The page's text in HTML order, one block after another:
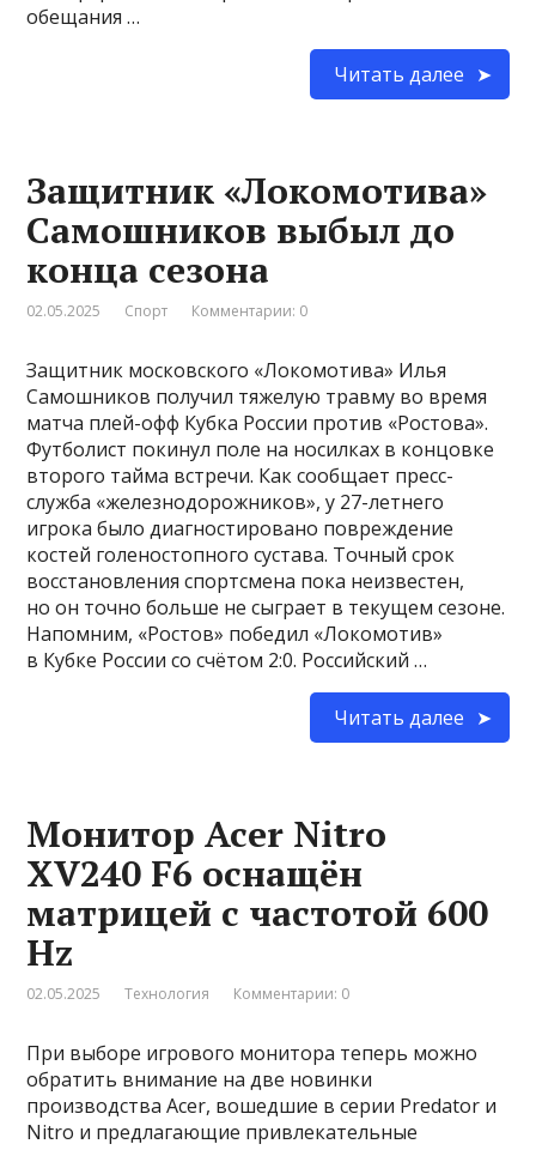
обещания …
Читать далее
Защитник «Локомотива»
Самошников выбыл до
конца сезона
02.05.2025 Спорт Комментарии: 0
Защитник московского «Локомотива» Илья
Самошников получил тяжелую травму во время
матча плей-офф Кубка России против «Ростова».
Футболист покинул поле на носилках в концовке
второго тайма встречи. Как сообщает пресс-
служба «железнодорожников», у 27-летнего
игрока было диагностировано повреждение
костей голеностопного сустава. Точный срок
восстановления спортсмена пока неизвестен,
но он точно больше не сыграет в текущем сезоне.
Напомним, «Ростов» победил «Локомотив»
в Кубке России со счётом 2:0. Российский …
Читать далее
Монитор Acer Nitro
XV240 F6 оснащён
матрицей с частотой 600
Hz
02.05.2025 Технология Комментарии: 0
При выборе игрового монитора теперь можно
обратить внимание на две новинки
производства Acer, вошедшие в серии Predator и
Nitro и предлагающие привлекательные